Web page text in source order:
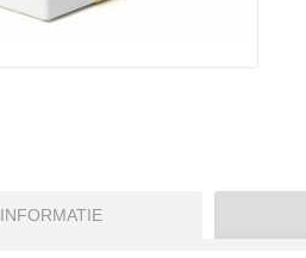
INFORMATIE